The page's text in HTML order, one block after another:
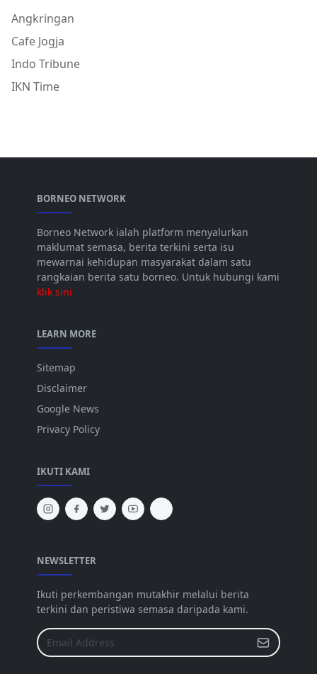
Angkringan
Cafe Jogja
Indo Tribune
IKN Time
BORNEO NETWORK
Borneo Network ialah platform menyalurkan
maklumat semasa, berita terkini serta isu
mewarnai kehidupan masyarakat dalam satu
rangkaian berita satu borneo. Untuk hubungi kami
klik sini
LEARN MORE
Sitemap
Disclaimer
Google News
Privacy Policy
IKUTI KAMI
NEWSLETTER
Ikuti perkembangan mutakhir melalui berita
terkini dan peristiwa semasa daripada kami.